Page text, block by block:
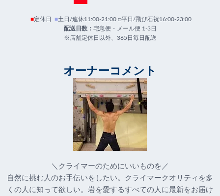
■定休日 ■土日/連休11:00-21:00 □平日/飛び石祝16:00-23:00
配送日数： 宅急便・メール便 1-3日
※店舗定休日以外、365日毎日配送
オーナーコメント
＼クライマーのためにいいものを／
自然に挑む人のお手伝いをしたい。クライマークオリティを多
くの人に知って欲しい。岩を愛するすべての人に最新をお届け